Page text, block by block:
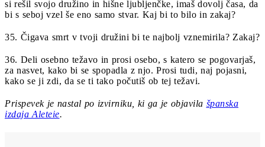
si rešil svojo družino in hišne ljubljenčke, imaš dovolj časa, da
bi s seboj vzel še eno samo stvar. Kaj bi to bilo in zakaj?
35. Čigava smrt v tvoji družini bi te najbolj vznemirila? Zakaj?
36. Deli osebno težavo in prosi osebo, s katero se pogovarjaš,
za nasvet, kako bi se spopadla z njo. Prosi tudi, naj pojasni,
kako se ji zdi, da se ti tako počutiš ob tej težavi.
Prispevek je nastal po izvirniku, ki ga je objavila španska
izdaja Aleteie.